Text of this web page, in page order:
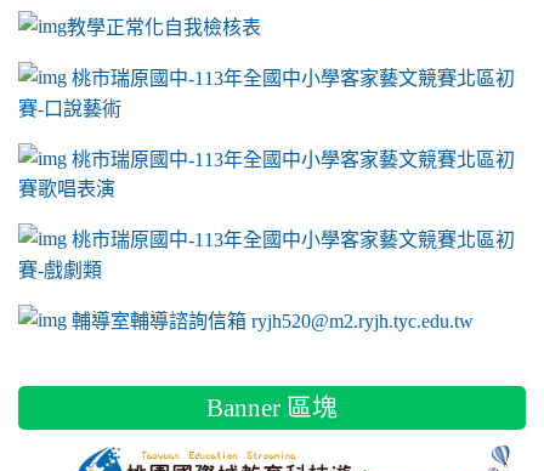
link to https://sites.google.com/a/m2.ryjh.tyc.edu.tw/
教學正常化自我檢核表
link to mailto:ryjh520@m2.ryjh.tyc.edu.tw
link to mailto:ryjh520@m2.ryjh.tyc.edu.tw
ink to mailto:ryjh520@m2.ryjh.tyc.edu.tw
link to mailto:ryjh520@m2.ryjh.tyc.edu.tw
link to mailto:ryjh520@m2.ryjh.tyc.edu.tw
ink to mailto:ryjh520@m2.ryjh.tyc.edu.tw
ink to mailto:ryjh520@m2.ryjh.tyc.edu.tw
link to https://sites.google.com/a/m2.ryjh.tyc.edu.tw/ryjh011/
ink to mailto:ryjh520@m2.ryjh.tyc.edu.tw
link to https://tyc.entry.edu.tw/NoExamImitate_TL/
桃市瑞原國中-113年全國中小學客家藝文競賽北區初
賽-口說藝術
link to https://tyc.entry.edu.tw/NoExamImitate_TL/
桃市瑞原國中-113年全國中小學客家藝文競賽北區初
賽歌唱表演
link to https://tyc.entry.edu.tw/NoExamImitate_TL/
桃市瑞原國中-113年全國中小學客家藝文競賽北區初
賽-戲劇類
link to https://tyc.entry.edu.tw/NoExamImitate_TL/
輔導室輔導諮詢信箱 ryjh520@m2.ryjh.tyc.edu.tw
Banner 區塊